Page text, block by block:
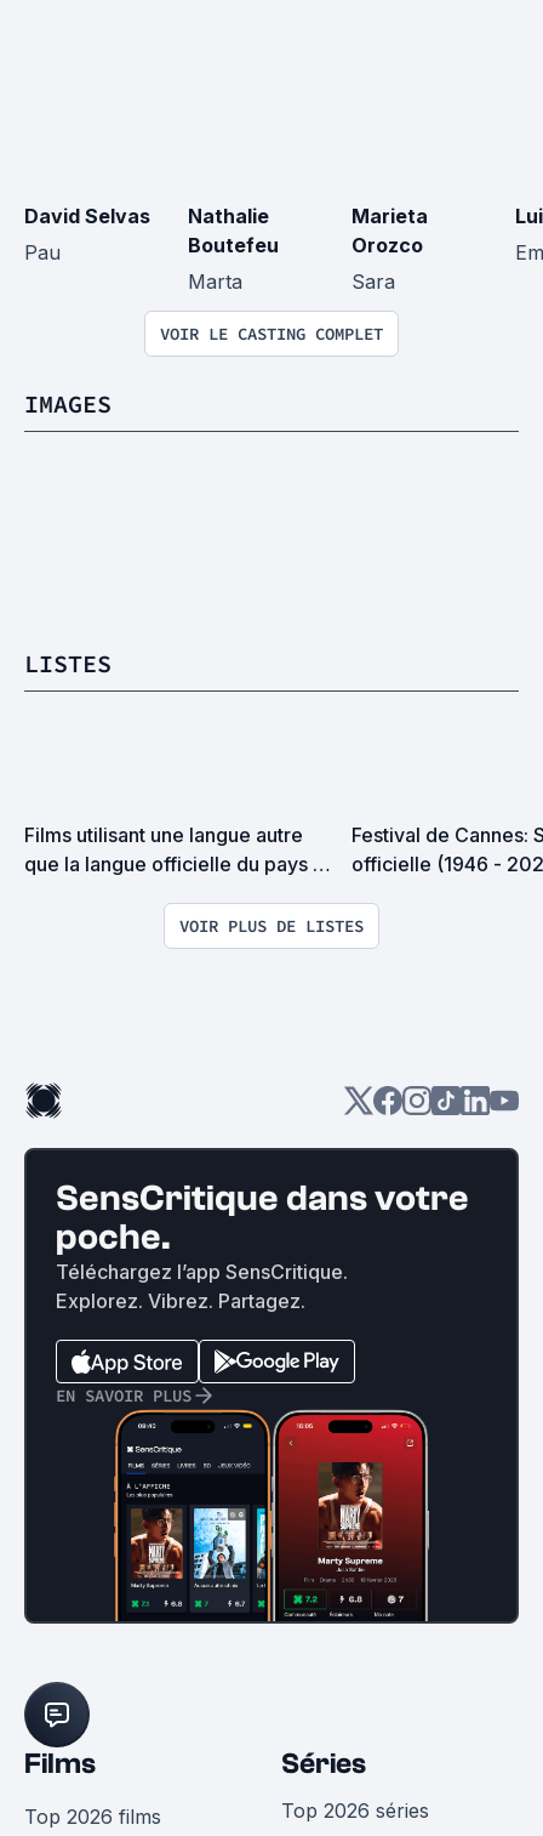
David Selvas
Pau
Nathalie
Boutefeu
Marta
Marieta
Orozco
Sara
VOIR LE CASTING COMPLET
IMAGES
LISTES
Films utilisant une langue autre
que la langue officielle du pays
Festival de Cannes:
officielle (1946 -
VOIR PLUS DE LISTES
SensCritique dans votre
poche.
Téléchargez l’app SensCritique.
Explorez. Vibrez. Partagez.
EN SAVOIR PLUS
Films
Top 2026 films
Séries
Top 2026 séries